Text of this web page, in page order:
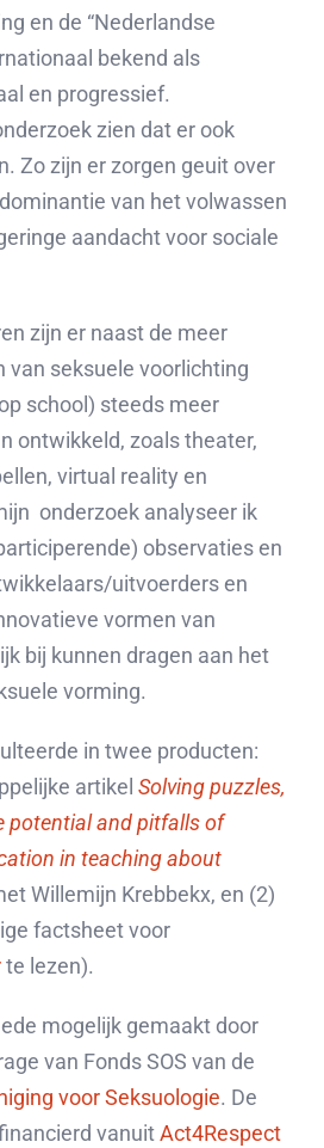
en de “Nederlandse
bekend als
en progressief.
zien dat er ook
Zo zijn er zorgen geuit over
van het volwassen
aandacht voor sociale
zijn er naast de meer
van seksuele voorlichting
school) steeds meer
ontwikkeld, zoals theater,
virtual reality en
onderzoek analyseer ik
observaties en
uitvoerders en
vormen van
bij kunnen dragen aan het
vorming.
in twee producten:
artikel Solving puzzles,
potential and pitfalls of
in teaching about
Willemijn Krebbekx, en (2)
factsheet voor
te lezen).
mogelijk gemaakt door
van Fonds SOS van de
voor Seksuologie. De
vanuitAct4Respect